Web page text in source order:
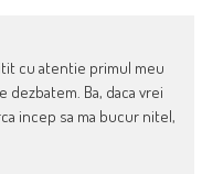
cu atentie primul meu
Ba, daca vrei
incep sa ma bucur nitel,